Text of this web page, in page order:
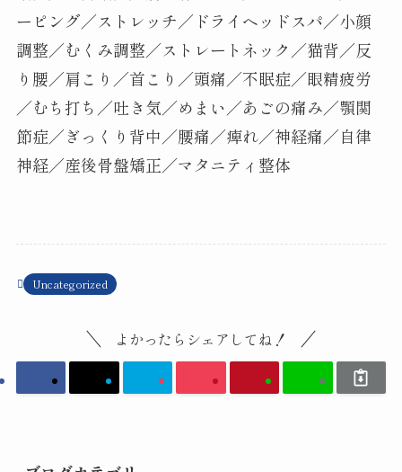
ーピング／ストレッチ／ドライヘッドスパ／小顔
調整／むくみ調整／ストレートネック／猫背／反
り腰／肩こり／首こり／頭痛／不眠症／眼精疲労
／むち打ち／吐き気／めまい／あごの痛み／顎関
節症／ぎっくり背中／腰痛／痺れ／神経痛／自律
神経／産後骨盤矯正／マタニティ整体
Uncategorized
よかったらシェアしてね！